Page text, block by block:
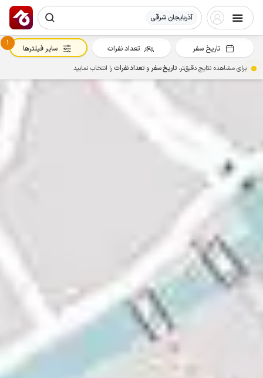
آذربایجان شرقی
تاریخ سفر تعداد نفرات
1
سایر فیلترها
برای مشاهده نتایج دقیق‌تر، تاریخ سفرو تعداد نفراترا انتخاب نمایید